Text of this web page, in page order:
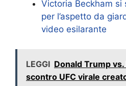
Victoria Beckham si
per l’aspetto da
video esilarante
LEGGI Donald Trump
scontro UFC virale